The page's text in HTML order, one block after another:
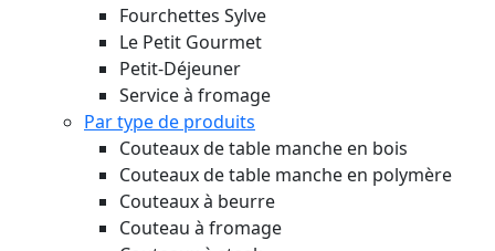
Fourchettes Sylve
Le Petit Gourmet
Petit-Déjeuner
Service à fromage
Par type de produits
Couteaux de table manche en bois
Couteaux de table manche en polymère
Couteaux à beurre
Couteau à fromage